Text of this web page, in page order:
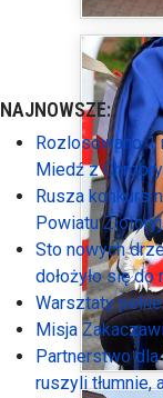
NAJNOWSZE:
Rozlosowano 1
Miedź z
Rusza konkurs
Powiatu
Sto nowych
dołożyło się do
Warsztaty
Misja
Partnerstwo
ruszyli tłumnie,